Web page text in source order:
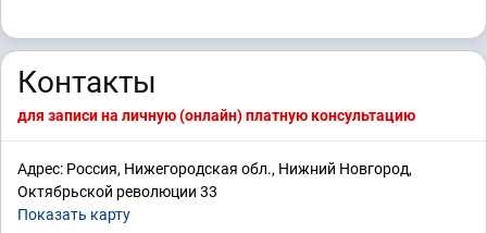
Контакты
для записи на личную (онлайн) платную консультацию
Адрес: Россия, Нижегородская обл., Нижний Новгород,
Октябрьской революции 33
Показать карту